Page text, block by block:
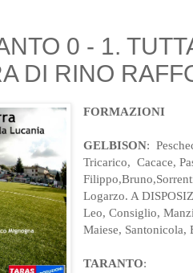
0 - 1.
DI RINO
FORMAZIONI
GELBISON:
Tricarico,  Cacace,
Logarzo. A
Leo, Consiglio,
Maiese, Santonicola,
TARANTO: